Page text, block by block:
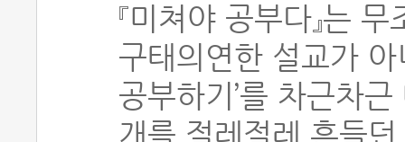
『미쳐야 공부다』는
구태의연한 설교가
공부하기’를 차근차
개를 절레절레 흔들